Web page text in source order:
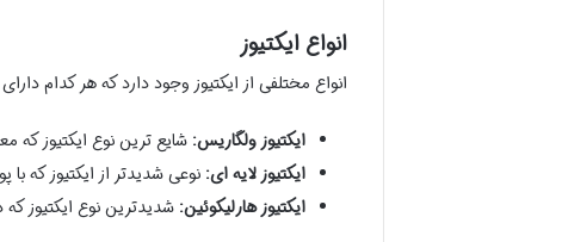
انواع ایکتیوز
انواع مختلفی از ایکتیوز وجود دارد که هر کدام
ایکتیوز ولگاریس: شایع ترین نوع ایکتیوز
ایکتیوز لایه ای: نوعی شدیدتر از ایکتیوز
ایکتیوز هارلیکوئین: شدیدترین نوع ایکتیوز